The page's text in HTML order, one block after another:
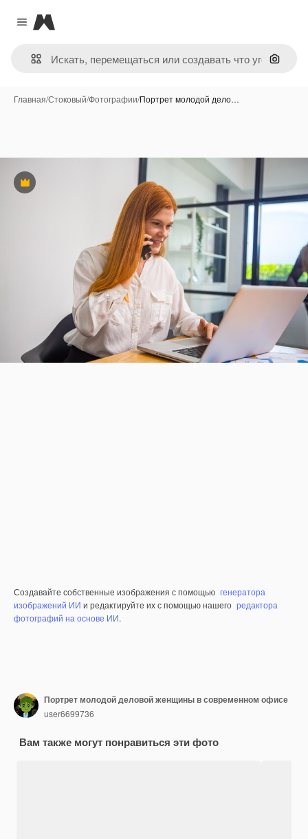
Close menu
Magnific
Поиск
Главная/Стоковый/Фотографии/Портрет молодой дело…
Премиум
Создавайте собственные изображения с помощью генератора
изображений ИИ и редактируйте их с помощью нашего редактора
фотографий на основе ИИ.
Портрет молодой деловой женщины в современном офисе
user6699736
Вам также могут понравиться эти фото